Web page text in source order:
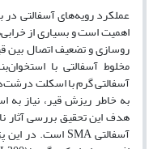
عملکرد رویه‌های آسفالتی در
اهمیت است و بسیاری از
روسازی و تضعیف اتصال بین
آسفالتی گرم با اسکلت
به خاطر ریزش قیر، نیاز به
هدف این تحقیق بررسی آثار